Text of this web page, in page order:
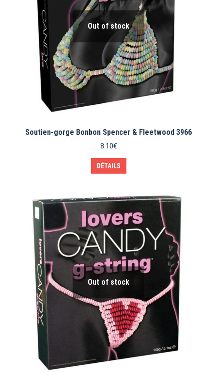
Out of stock
Soutien-gorge Bonbon Spencer & Fleetwood 3966
8.10€
DÉTAILS
Out of stock